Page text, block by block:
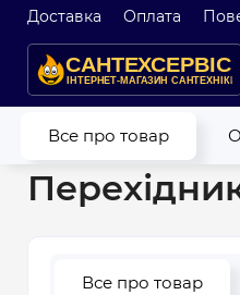
Доставка Оплата
Все про товар
Головна Водопровід
Все про товар